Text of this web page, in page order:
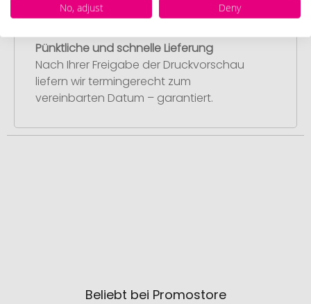
Pünktliche und schnelle Lieferung
Nach Ihrer Freigabe der Druckvorschau
liefern wir termingerecht zum
vereinbarten Datum – garantiert.
Beliebt bei Promostore
No, adjust
Deny